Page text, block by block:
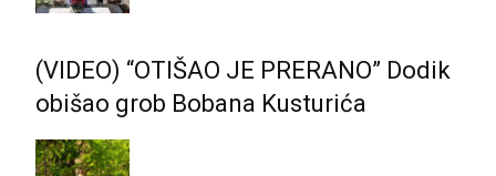
(VIDEO) “OTIŠAO JE PRERANO” Dodik
obišao grob Bobana Kusturića